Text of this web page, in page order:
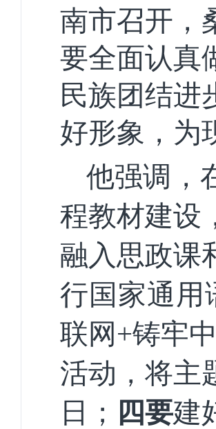
南市召开，
要全面认真
民族团结进
好形象，为
他强调，
程教材建设
融入思政课
行国家通用
联网+铸牢
活动，将主
日； 四要建